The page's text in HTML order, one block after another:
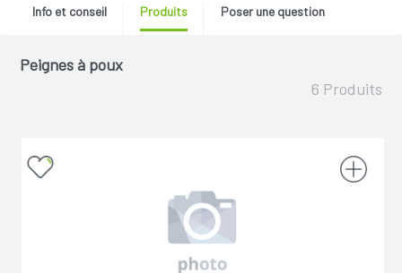
Info et conseil Produits Poser une question
Peignes à poux
6 Produits